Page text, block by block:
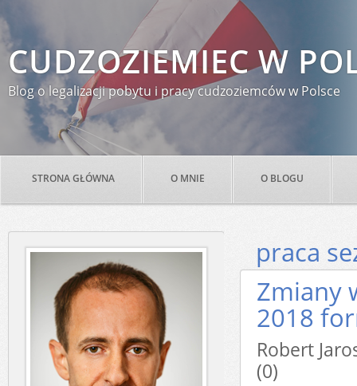
CUDZOZIEMIEC W
Blog o legalizacji pobytu i pracy cudzoziemców w Polsce
STRONA GŁÓWNA O MNIE O BLOGU
praca
Zmiany
2018
Robert
(0)